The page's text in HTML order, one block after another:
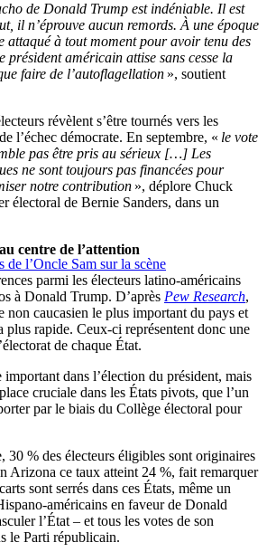
de Donald Trump est indéniable. Il est
il n’éprouve aucun remords. À une époque
attaqué à tout moment pour avoir tenu des
président américain attise sans cesse la
faire de l’autoflagellation », soutient
révèlent s’être tournés vers les
l’échec démocrate. En septembre, « le vote
pas être pris au sérieux […] Les
ne sont toujours pas financées pour
notre contribution », déplore Chuck
électoral de Bernie Sanders, dans un
de l’Oncle Sam sur la scène
centre de l’attention
parmi les électeurs latino-américains
à Donald Trump. D’après Pew Research,
non caucasien le plus important du pays et
plus rapide. Ceux-ci représentent donc une
de chaque État.
dans l’élection du président, mais
cruciale dans les États pivots, que l’un
par le biais du Collège électoral pour
30 % des électeurs éligibles sont originaires
Arizona ce taux atteint 24 %, fait remarquer
sont serrés dans ces États, même un
américains en faveur de Donald
l’État – et tous les votes de son
le Parti républicain.